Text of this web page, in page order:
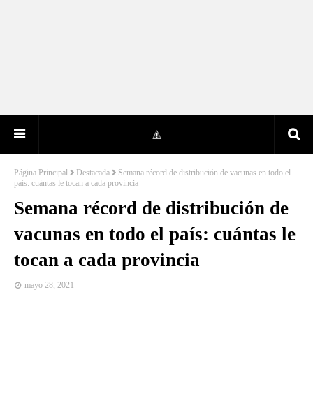
Página Principal Destacada
Semana récord de distribución de vacunas en todo el
país: cuántas le tocan a cada provincia
Semana récord de distribución de
vacunas en todo el país: cuántas le
tocan a cada provincia
mayo 28, 2021